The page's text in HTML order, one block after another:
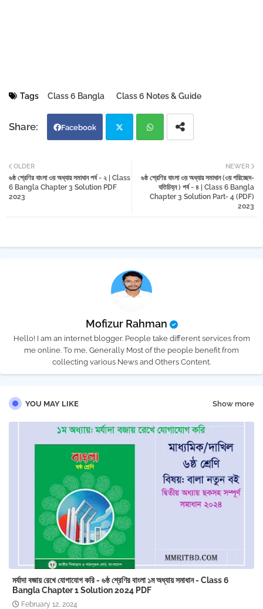
Tags Class 6 Bangla Class 6 Notes & Guide
Facebook
tter atsa
NEWER
৬ষ্ঠ শ্রেণির বাংলা ৩য় অধ্যায় সমাধান (৩য় পরিচ্ছেদ-
যতিচিহ্ন ) পর্ব - ৪ | Class 6 Bangla
Chapter 3 Solution Part- 4 (PDF)
2023
OLDER
৬ষ্ঠ শ্রেণির বাংলা ৩য় অধ্যায় সমাধান পর্ব - ২ | Class
6 Bangla Chapter 3 Solution PDF
2023
Mofizur Rahman
Hello! I am an internet blogger. People take different services from
me online. To me, Generally Most of the people benefit from
collecting various News and Others Content.
YOU MAY LIKE Show more
মর্যাদা বজায় রেখে যোগাযোগ করি - ৬ষ্ঠ শ্রেণির বাংলা ১ম অধ্যায় সমাধান - Class 6
Bangla Chapter 1 ‍Solution 2024 PDF
February 12, 2024